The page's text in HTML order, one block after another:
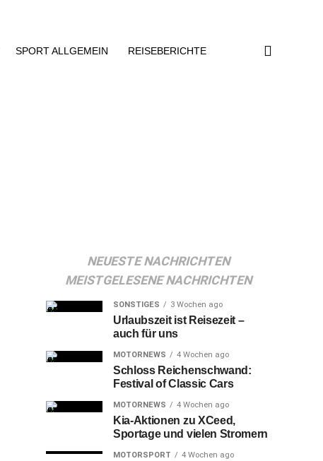
SPORT ALLGEMEIN REISEBERICHTE
NEUESTE NACHRICHTEN
MEISTGELESENE NACHRICHTEN
SONSTIGES 3 Wochen ago
Urlaubszeit ist Reisezeit –
auch für uns
MOTORNEWS 4 Wochen ago
Schloss Reichenschwand:
Festival of Classic Cars
MOTORNEWS 4 Wochen ago
Kia-Aktionen zu XCeed,
Sportage und vielen Stromern
MOTORSPORT 4 Wochen ago